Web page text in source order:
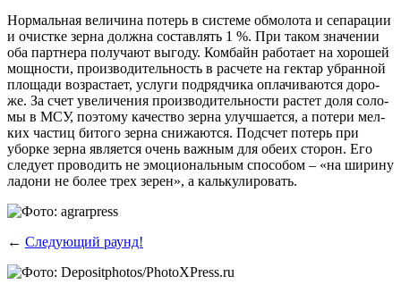
Нор­маль­ная вели­чи­на потерь в систе­ме обмо­ло­та и сепа­ра­ции
и очист­ке зер­на долж­на состав­лять 1 %. При таком зна­че­нии
оба парт­не­ра полу­ча­ют выго­ду. Ком­байн рабо­та­ет на хоро­шей
мощ­но­сти, про­из­во­ди­тель­ность в рас­че­те на гек­тар убран­ной
пло­ща­ди воз­рас­та­ет, услу­ги под­ряд­чи­ка опла­чи­ва­ют­ся доро­
же. За счет уве­ли­че­ния про­из­во­ди­тель­но­сти рас­тет доля соло­
мы в МСУ, поэто­му каче­ство зер­на улуч­ша­ет­ся, а поте­ри мел­
ких частиц бито­го зер­на сни­жа­ют­ся. Под­счет потерь при
убор­ке зер­на явля­ет­ся очень важ­ным для обе­их сто­рон. Его
сле­ду­ет про­во­дить не эмо­ци­о­наль­ным спо­со­бом – «на шири­ну
ладо­ни не более трех зерен», а калькулировать.
← Следующий раунд!